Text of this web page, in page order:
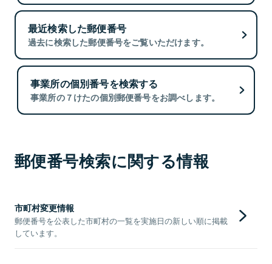
最近検索した郵便番号
過去に検索した郵便番号をご覧いただけます。
事業所の個別番号を検索する
事業所の７けたの個別郵便番号をお調べします。
郵便番号検索に関する情報
市町村変更情報
郵便番号を公表した市町村の一覧を実施日の新しい順に掲載
しています。